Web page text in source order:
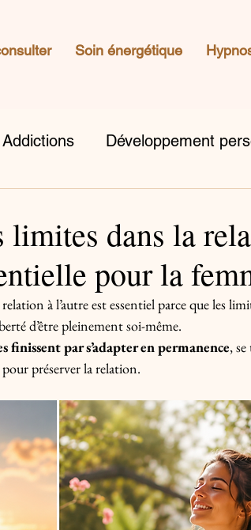
Soin énergétique
Addictions Développement
limites dans la
pour la
à l’autre est essentiel parce que les
d’être pleinement soi-même.
finissent par s’adapter en permanence,
préserver la relation.